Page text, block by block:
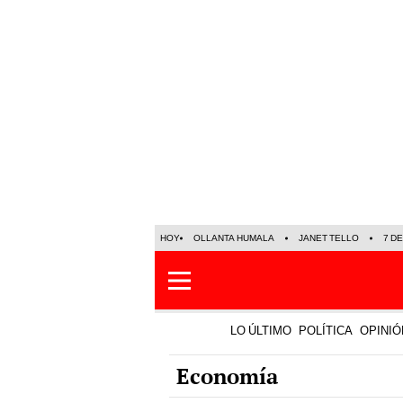
HOY OLLANTA HUMALA JANET TELLO 7
LO ÚLTIMO POLÍTICA
Economía